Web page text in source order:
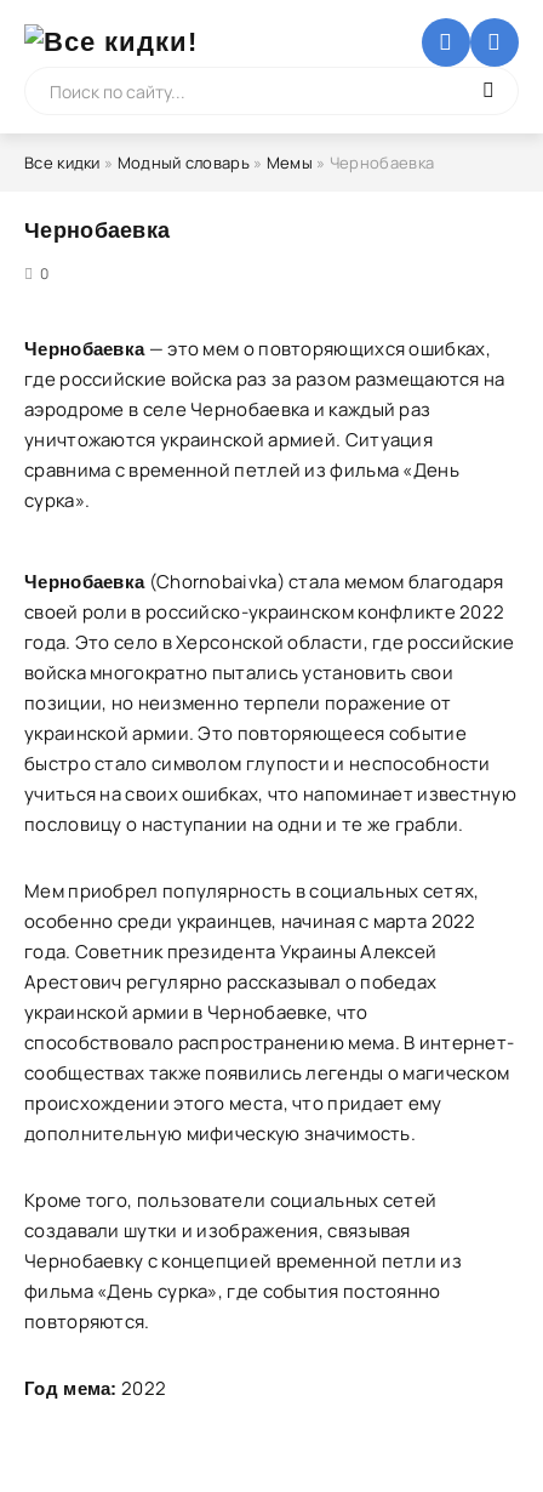
Все кидки » Модный словарь» Мемы » Чернобаевка
Чернобаевка
0
Чернобаевка— это мем о повторяющихся ошибках,
где российские войска раз за разом размещаются на
аэродроме в селе Чернобаевка и каждый раз
уничтожаются украинской армией. Ситуация
сравнима с временной петлей из фильма «День
сурка».
Чернобаевка(Chornobaivka) стала мемом благодаря
своей роли в российско-украинском конфликте 2022
года. Это село в Херсонской области, где российские
войска многократно пытались установить свои
позиции, но неизменно терпели поражение от
украинской армии. Это повторяющееся событие
быстро стало символом глупости и неспособности
учиться на своих ошибках, что напоминает известную
пословицу о наступании на одни и те же грабли.
Мем приобрел популярность в социальных сетях,
особенно среди украинцев, начиная с марта 2022
года. Советник президента Украины Алексей
Арестович регулярно рассказывал о победах
украинской армии в Чернобаевке, что
способствовало распространению мема. В интернет-
сообществах также появились легенды о магическом
происхождении этого места, что придает ему
дополнительную мифическую значимость.
Кроме того, пользователи социальных сетей
создавали шутки и изображения, связывая
Чернобаевку с концепцией временной петли из
фильма «День сурка», где события постоянно
повторяются.
Год мема: 2022